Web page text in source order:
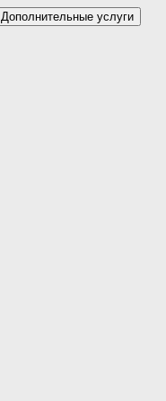
Дополнительные услуги